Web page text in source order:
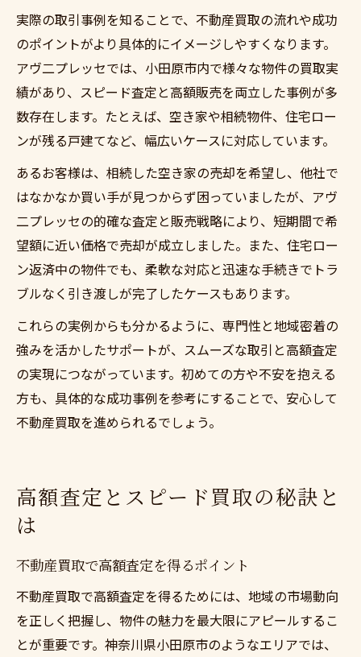
実際の取引事例を知ることで、不動産買取の流れや成功
のポイントがより具体的にイメージしやすくなります。
アヴ二プレッセでは、小田原市内で様々な物件の買取実
績があり、スピード査定と高額販売を両立した事例が多
数存在します。たとえば、空き家や相続物件、住宅ロー
ンが残る戸建てなど、幅広いケースに対応しています。
あるお客様は、相続した空き家の売却を希望し、他社で
はなかなか買い手が見つからず困っていましたが、アヴ
二プレッセの的確な査定と販売戦略により、短期間で希
望額に近い価格で売却が成立しました。また、住宅ロー
ン返済中の物件でも、柔軟な対応と迅速な手続きでトラ
ブルなく引き渡しが完了したケースもあります。
これらの実例からも分かるように、専門性と地域密着の
強みを活かしたサポートが、スムーズな取引と高額査定
の実現につながっています。初めての方や不安を抱える
方も、具体的な成功事例を参考にすることで、安心して
不動産買取を進められるでしょう。
高額査定とスピード買取の秘訣と
は
不動産買取で高額査定を得るポイント
不動産買取で高額査定を得るためには、地域の市場動向
を正しく把握し、物件の魅力を最大限にアピールするこ
とが重要です。神奈川県小田原市のようなエリアでは、